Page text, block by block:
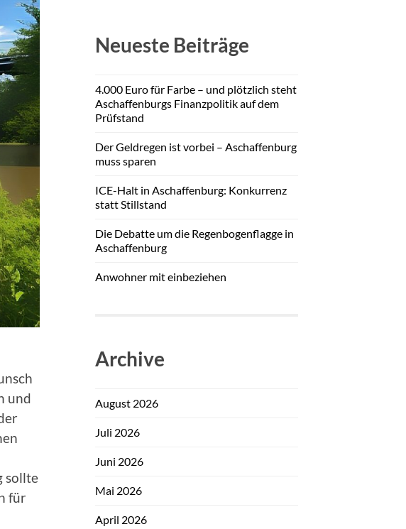
und
sollte
für
Neueste Beiträge
4.000 Euro für Farbe – und plötzlich steht
Aschaffenburgs Finanzpolitik auf dem
Prüfstand
Der Geldregen ist vorbei – Aschaffenburg
muss sparen
ICE-Halt in Aschaffenburg: Konkurrenz
statt Stillstand
Die Debatte um die Regenbogenflagge in
Aschaffenburg
Anwohner mit einbeziehen
Archive
August 2026
Juli 2026
Juni 2026
Mai 2026
April 2026